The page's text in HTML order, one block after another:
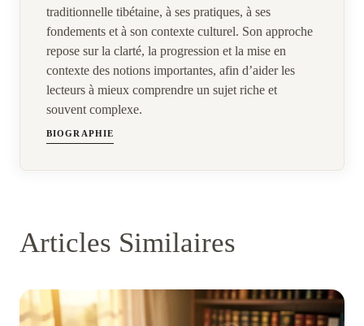
traditionnelle tibétaine, à ses pratiques, à ses
fondements et à son contexte culturel. Son approche
repose sur la clarté, la progression et la mise en
contexte des notions importantes, afin d’aider les
lecteurs à mieux comprendre un sujet riche et
souvent complexe.
BIOGRAPHIE
Articles Similaires